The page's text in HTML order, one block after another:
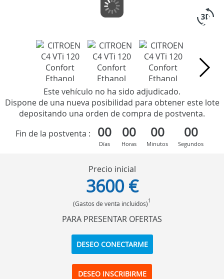
Este vehículo no ha sido adjudicado.
Dispone de una nueva posibilidad para obtener este lote
depositando una orden de compra de postventa.
Fin de la postventa :
00
Días
00
Horas
00
Minutos
00
Segundos
Precio inicial
3600 €
(Gastos de venta incluidos)1
PARA PRESENTAR OFERTAS
DESEO CONECTARME
DESEO INSCRIBIRME